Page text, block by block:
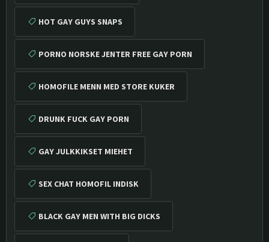
HOT GAY GUYS SNAPS
PORNO NORSKE JENTER FREE GAY PORN
HOMOFILE MENN MED STORE KUKER
DRUNK FUCK GAY PORN
GAY JULKKIKSET MIEHET
SEX CHAT HOMOFIL INDISK
BLACK GAY MEN WITH BIG DICKS